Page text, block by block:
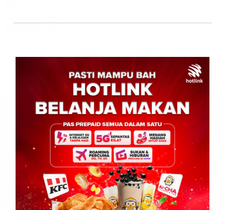
mencatat jumlah kes tuberkulosis (tibi) tertinggi di Malaysia
mendorong tindakan lebih agresif pihak berkuasa kesihatan […]
Leave a Reply
Your email address will not be published. Required fields are
marked
Comment